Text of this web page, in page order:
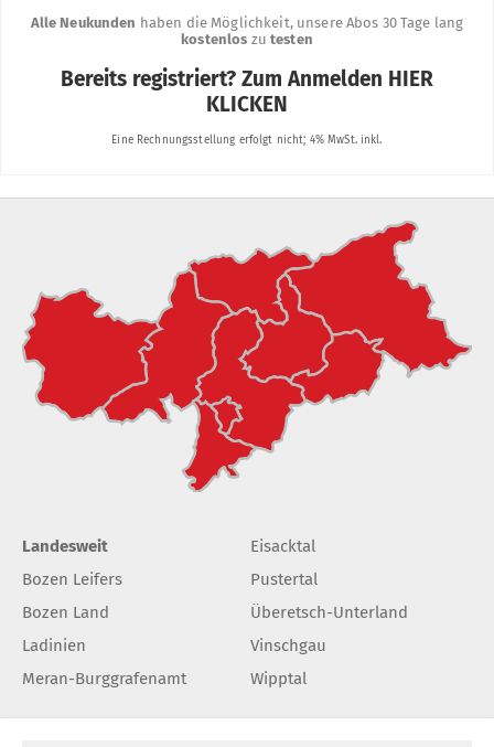
Landesweit
Bozen Leifers
Bozen Land
Ladinien
Meran-Burggrafenamt
Eisacktal
Pustertal
Überetsch-Unterland
Vinschgau
Wipptal